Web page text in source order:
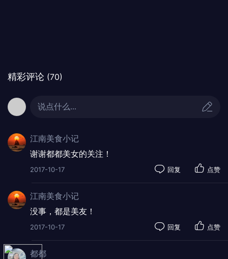
精彩评论 (70)
说点什么...
江南美食小记
谢谢都都美女的关注！
2017-10-17 回复 点赞
江南美食小记
没事，都是美友！
2017-10-17 回复 点赞
都都